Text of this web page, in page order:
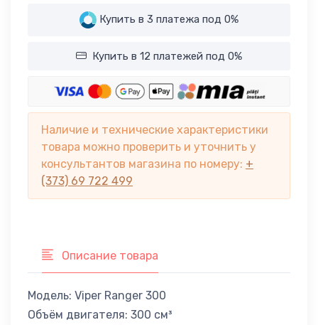
Купить в 3 платежа под 0%
Купить в 12 платежей под 0%
Наличие и технические характеристики
товара можно проверить и уточнить у
консультантов магазина по номеру: +
(373) 69 722 499
Описание товара
Модель: Viper Ranger 300
Объём двигателя: 300 см³